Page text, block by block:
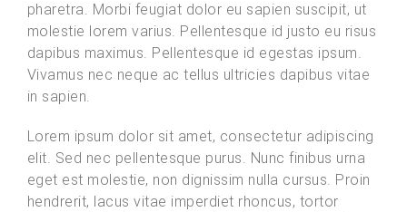
pharetra. Morbi feugiat dolor eu sapien suscipit, ut
molestie lorem varius. Pellentesque id justo eu risus
dapibus maximus. Pellentesque id egestas ipsum.
Vivamus nec neque ac tellus ultricies dapibus vitae
in sapien.
Lorem ipsum dolor sit amet, consectetur adipiscing
elit. Sed nec pellentesque purus. Nunc finibus urna
eget est molestie, non dignissim nulla cursus. Proin
hendrerit, lacus vitae imperdiet rhoncus, tortor